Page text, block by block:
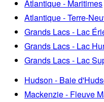
Atlantique - Maritimes
Atlantique - Terre-
Grands Lacs - Lac
Grands Lacs - Lac
Grands Lacs - Lac
Hudson - Baie
Mackenzie - Fleuve